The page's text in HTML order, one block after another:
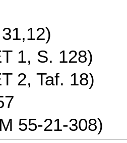
1, S. 128)
2, Taf. 18)
55-21-308)